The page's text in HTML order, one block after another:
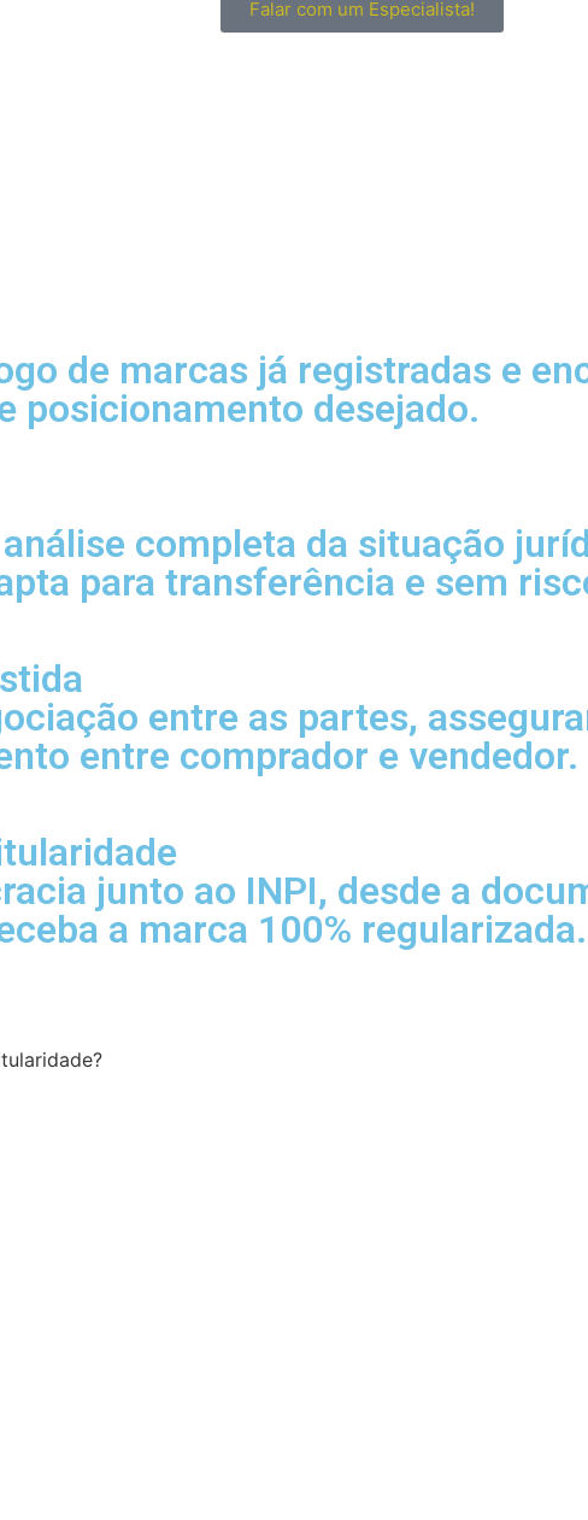
Falar com um Especialista!
de marcas já registradas e
posicionamento desejado.
completa da situação
para transferência e sem
entre as partes,
entre comprador e vendedor.
junto ao INPI, desde a
a marca 100% regularizada.